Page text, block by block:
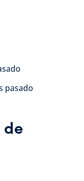
pasado
de